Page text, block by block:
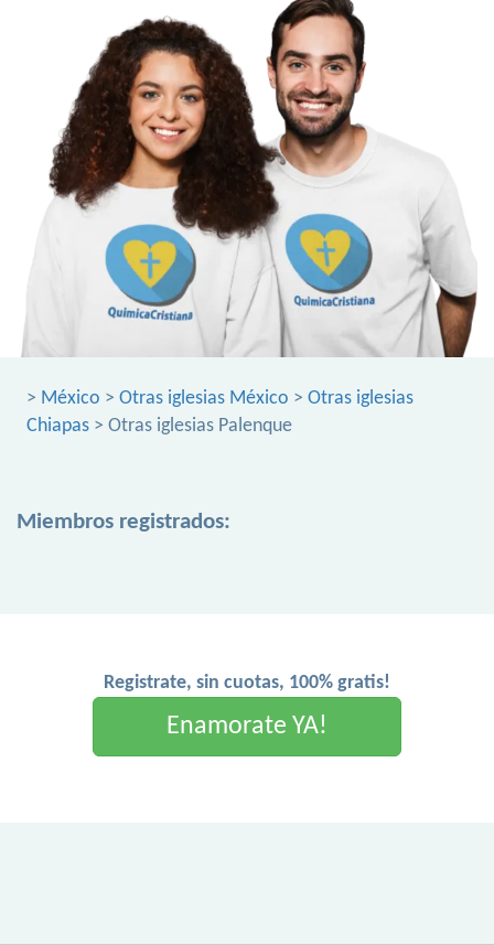
> México > Otras iglesias México > Otras iglesias
Chiapas > Otras iglesias Palenque
Miembros registrados:
Registrate, sin cuotas, 100% gratis!
Enamorate YA!